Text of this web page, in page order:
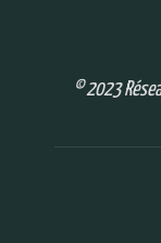
© 2023